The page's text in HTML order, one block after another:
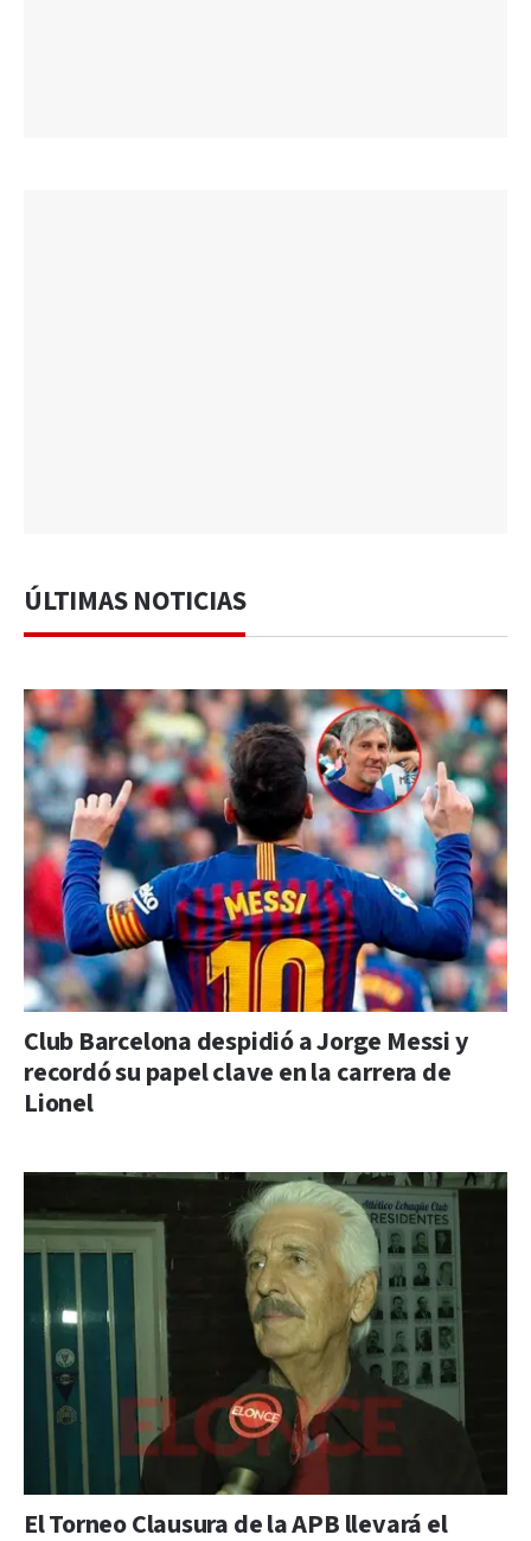
ÚLTIMAS NOTICIAS
Club Barcelona despidió a Jorge Messi y
recordó su papel clave en la carrera de
Lionel
El Torneo Clausura de la APB llevará el